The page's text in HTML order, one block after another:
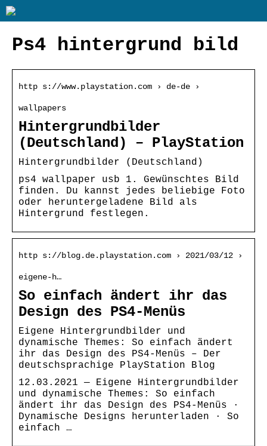
Ps4 hintergrund bild
http s://www.playstation.com › de-de ›
wallpapers
Hintergrundbilder
(Deutschland) – PlayStation
Hintergrundbilder (Deutschland)
ps4 wallpaper usb 1. Gewünschtes Bild
finden. Du kannst jedes beliebige Foto
oder heruntergeladene Bild als
Hintergrund festlegen.
http s://blog.de.playstation.com › 2021/03/12 ›
eigene-h…
So einfach ändert ihr das
Design des PS4-Menüs
Eigene Hintergrundbilder und
dynamische Themes: So einfach ändert
ihr das Design des PS4-Menüs – Der
deutschsprachige PlayStation Blog
12.03.2021 — Eigene Hintergrundbilder
und dynamische Themes: So einfach
ändert ihr das Design des PS4-Menüs ·
Dynamische Designs herunterladen · So
einfach …